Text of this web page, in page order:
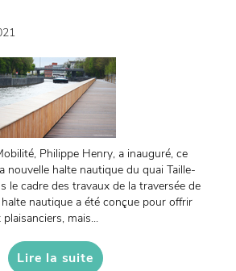
Philippe Henry, a inauguré, ce
nouvelle halte nautique du quai Taille-
le cadre des travaux de la traversée de
nautique a été conçue pour offrir
mais...
Lire la suite